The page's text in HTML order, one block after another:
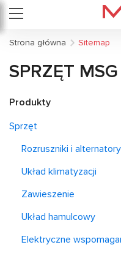
Strona główna Sitemap
SPRZĘT
Produkty
Sprzęt
Rozruszniki i alternatory
Układ klimatyzacji
Zawieszenie
Układ hamulcowy
Elektryczne